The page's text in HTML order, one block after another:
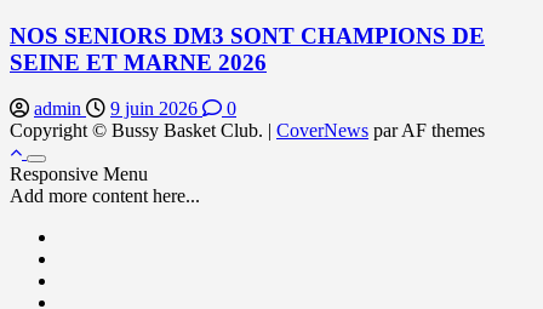
NOS SENIORS DM3 SONT CHAMPIONS DE
SEINE ET MARNE 2026
admin 9 juin 2026
0
Copyright © Bussy Basket Club. | CoverNews par AF themes
Responsive Menu
Add more content here...